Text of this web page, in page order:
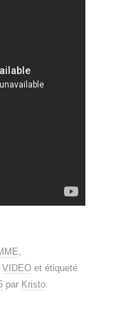
VIDEO et étiqueté
par Kristo